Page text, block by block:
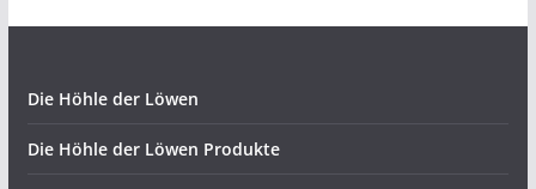
Die Höhle der Löwen
Die Höhle der Löwen Produkte